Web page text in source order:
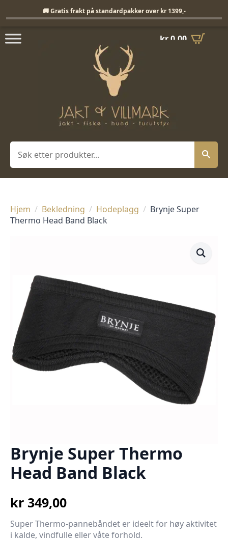
kr0,00
Søk
Hjem Bekledning Hodeplagg
Brynje Super
Thermo Head Band Black
Brynje Super Thermo
Head Band Black
kr 349,00
Super Thermo-pannebåndet er ideelt for høy aktivitet
i kalde, vindfulle eller våte forhold.
🚚 Gratis frakt på standardpakker over kr 1399,-